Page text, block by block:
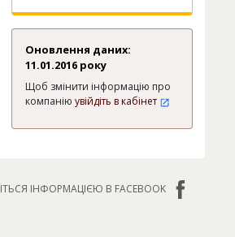
Оновлення даних:
11.01.2016 року
Щоб змінити інформацію про
компанію увійдіть в кабінет
ІНФОРМАЦІЄЮ В FACEBOOK